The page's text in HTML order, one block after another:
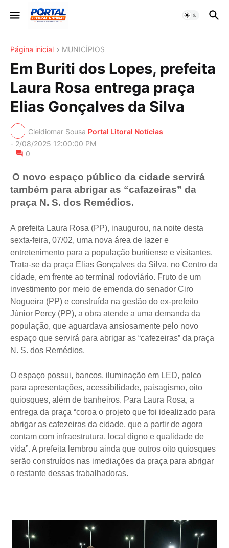
Página inicial MUNICÍPIOS
Em Buriti dos Lopes, prefeita
Laura Rosa entrega praça
Elias Gonçalves da Silva
Cleidiomar Sousa Portal Litoral Notícias
- 2/08/2025 12:00:00 PM
0
O novo espaço público da cidade servirá
também para abrigar as “cafazeiras” da
praça N. S. dos Remédios.
A prefeita Laura Rosa (PP), inaugurou, na noite desta
sexta-feira, 07/02, uma nova área de lazer e
entretenimento para a população buritiense e visitantes.
Trata-se da praça Elias Gonçalves da Silva, no Centro da
cidade, em frente ao terminal rodoviário. Fruto de um
investimento por meio de emenda do senador Ciro
Nogueira (PP) e construída na gestão do ex-prefeito
Júnior Percy (PP), a obra atende a uma demanda da
população, que aguardava ansiosamente pelo novo
espaço que servirá para abrigar as “cafezeiras” da praça
N. S. dos Remédios.
O espaço possui, bancos, iluminação em LED, palco
para apresentações, acessibilidade, paisagismo, oito
quiosques, além de banheiros. Para Laura Rosa, a
entrega da praça “coroa o projeto que foi idealizado para
abrigar as cafezeiras da cidade, que a partir de agora
contam com infraestrutura, local digno e qualidade de
vida”. A prefeita lembrou ainda que outros oito quiosques
serão construídos nas imediações da praça para abrigar
o restante dessas trabalhadoras.